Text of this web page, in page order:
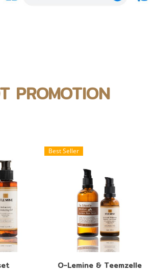
PROMOTION
Best Seller
O-Lemine & Teemzelle